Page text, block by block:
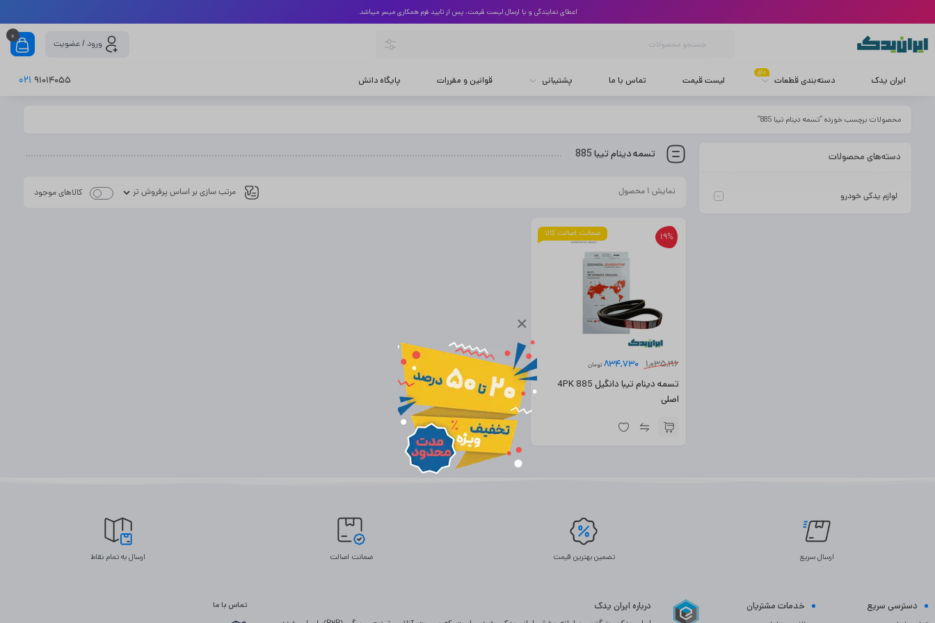
×
اعطای نمایندگی و یا ارسال لیست قیمت، پس از تایید فرم همکاری میسر میباشد.
ورود / عضویت
0
ایران یدک دسته‌بندی قطعات
داغ
لیست قیمت تماس با ما پشتیبانی قوانین و مقررات پایگاه دانش 91014055
021
محصولات برچسب خورده “تسمه دینام تیبا 885”
تسمه دینام تیبا 885
نمایش ۱ محصول کالاهای موجود
ضمانت اصالت کالا 19%
1,035,216
834,730 تومان
تسمه دینام تیبا دانگیل 4PK 885
اصلی
دسته‌های محصولات
لوازم یدکی خودرو
ارسال سریع تضمین بهترین قیمت ضمانت اصالت ارسال به تمام نقاط
دسترسی سریع خدمات مشتریان درباره ایران یدک تماس با ما